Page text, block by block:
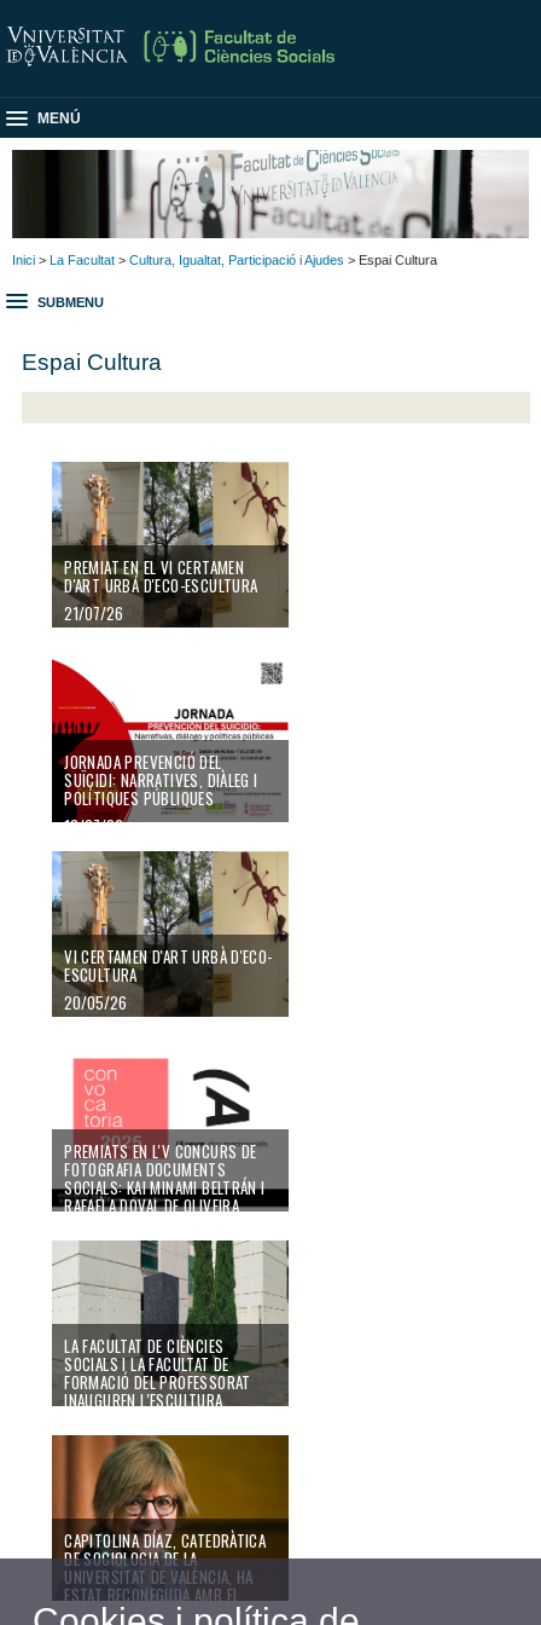
MENÚ
Inici > La Facultat > Cultura, Igualtat, Participació i Ajudes > Espai Cultura
SUBMENU
Espai Cultura
PREMIAT EN EL VI CERTAMEN
D'ART URBÁ D'ECO-ESCULTURA
21/07/26
JORNADA PREVENCIÓ DEL
SUÏCIDI: NARRATIVES, DIÀLEG I
POLÍTIQUES PÚBLIQUES
13/07/26
VI CERTAMEN D'ART URBÀ D'ECO-
ESCULTURA
20/05/26
PREMIATS EN L'V CONCURS DE
FOTOGRAFIA DOCUMENTS
SOCIALS: KAI MINAMI BELTRÁN I
RAFAELA DOVAL DE OLIVEIRA
LA FACULTAT DE CIÈNCIES
SOCIALS I LA FACULTAT DE
FORMACIÓ DEL PROFESSORAT
INAUGUREN L'ESCULTURA
MARTÍNEZ-TORMO
11/12/25
CAPITOLINA DÍAZ, CATEDRÀTICA
DE SOCIOLOGIA DE LA
UNIVERSITAT DE VALÈNCIA, HA
ESTAT RECONEGUDA AMB EL
PREMI NACIONAL DE SOCIOLOGIA